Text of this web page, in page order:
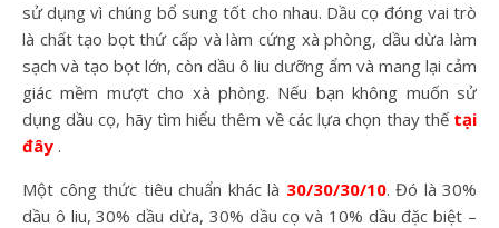
sử dụng vì chúng bổ sung tốt cho nhau. Dầu cọ đóng vai trò
là chất tạo bọt thứ cấp và làm cứng xà phòng, dầu dừa làm
sạch và tạo bọt lớn, còn dầu ô liu dưỡng ẩm và mang lại cảm
giác mềm mượt cho xà phòng. Nếu bạn không muốn sử
dụng dầu cọ, hãy tìm hiểu thêm về các lựa chọn thay thế tại
đây .
Một công thức tiêu chuẩn khác là 30/30/30/10. Đó là 30%
dầu ô liu, 30% dầu dừa, 30% dầu cọ và 10% dầu đặc biệt –